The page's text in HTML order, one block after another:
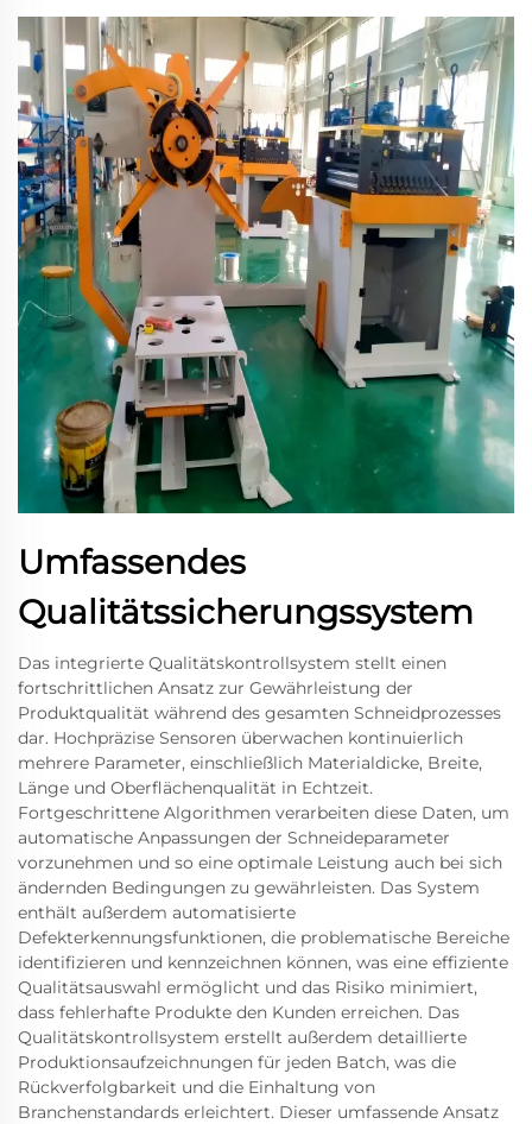
Umfassendes
Qualitätssicherungssystem
Das integrierte Qualitätskontrollsystem stellt einen
fortschrittlichen Ansatz zur Gewährleistung der
Produktqualität während des gesamten Schneidprozesses
dar. Hochpräzise Sensoren überwachen kontinuierlich
mehrere Parameter, einschließlich Materialdicke, Breite,
Länge und Oberflächenqualität in Echtzeit.
Fortgeschrittene Algorithmen verarbeiten diese Daten, um
automatische Anpassungen der Schneideparameter
vorzunehmen und so eine optimale Leistung auch bei sich
ändernden Bedingungen zu gewährleisten. Das System
enthält außerdem automatisierte
Defekterkennungsfunktionen, die problematische Bereiche
identifizieren und kennzeichnen können, was eine effiziente
Qualitätsauswahl ermöglicht und das Risiko minimiert,
dass fehlerhafte Produkte den Kunden erreichen. Das
Qualitätskontrollsystem erstellt außerdem detaillierte
Produktionsaufzeichnungen für jeden Batch, was die
Rückverfolgbarkeit und die Einhaltung von
Branchenstandards erleichtert. Dieser umfassende Ansatz